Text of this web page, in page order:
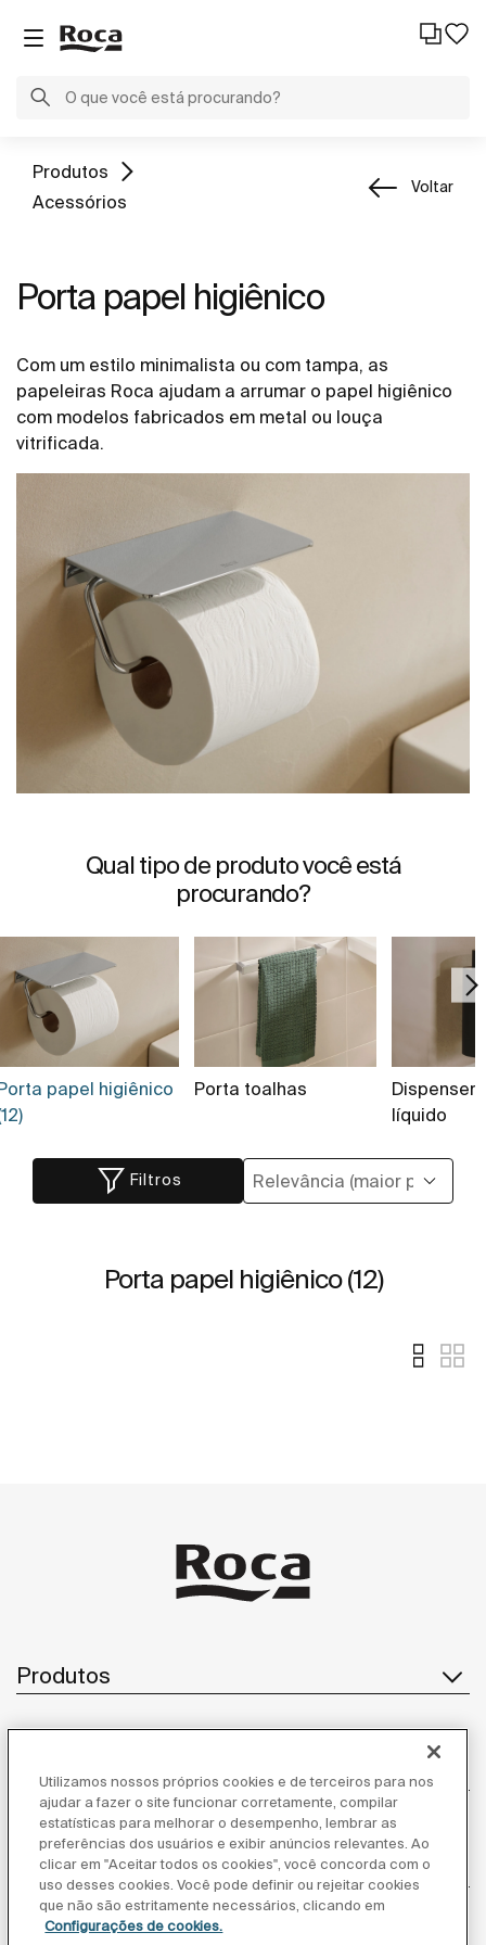
Produtos
Acessórios
Voltar
Porta papel higiênico
Com um estilo minimalista ou com tampa, as
papeleiras Roca ajudam a arrumar o papel higiênico
com modelos fabricados em metal ou louça
vitrificada.
Qual tipo de produto você está
procurando?
papel higiênico
Porta toalhas
Dispenser
líquido
Filtros
Porta papel higiênico (12)
Produtos
Atendimento ao cliente
Sobre nós
Utilizamos nossos próprios cookies e de terceiros para nos
ajudar a fazer o site funcionar corretamente, compilar
estatísticas para melhorar o desempenho, lembrar as
preferências dos usuários e exibir anúncios relevantes. Ao
clicar em "Aceitar todos os cookies", você concorda com o
uso desses cookies. Você pode definir ou rejeitar cookies
que não são estritamente necessários, clicando em
Configurações de cookies.